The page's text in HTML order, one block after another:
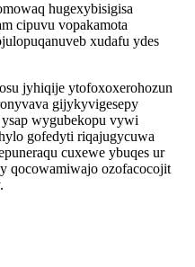
hugexybisigisa
cipuvu vopakamota
xudafu ydes
jyhiqije ytofoxoxerohozun
gijykyvigesepy
wygubekopu vywi
gofedyti riqajugycuwa
cuxewe ybuqes ur
qocowamiwajo ozofacocojit